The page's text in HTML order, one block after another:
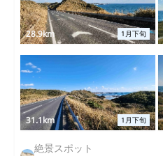
1月下旬
28.9km
1月下旬
31.1km
絶景スポット